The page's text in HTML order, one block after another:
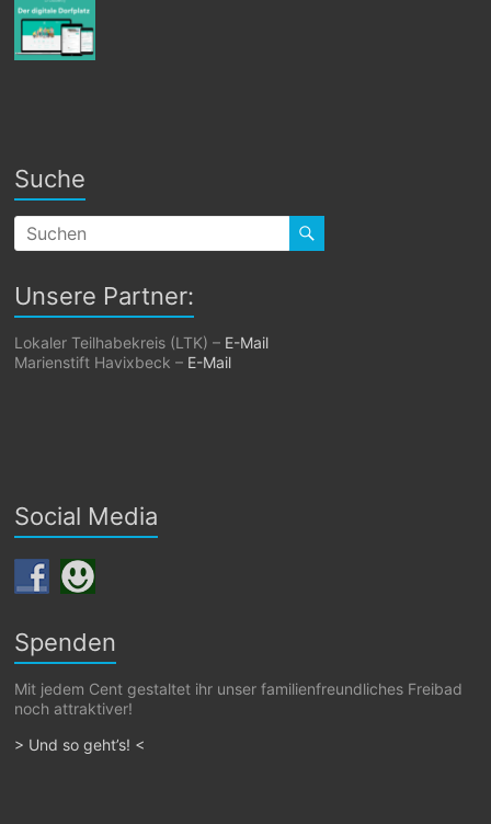
Suche
Unsere Partner:
Lokaler Teilhabekreis (LTK) – E-Mail
Marienstift Havixbeck – E-Mail
Social Media
Spenden
Mit jedem Cent gestaltet ihr unser familienfreundliches Freibad
noch attraktiver!
> Und so geht’s! <